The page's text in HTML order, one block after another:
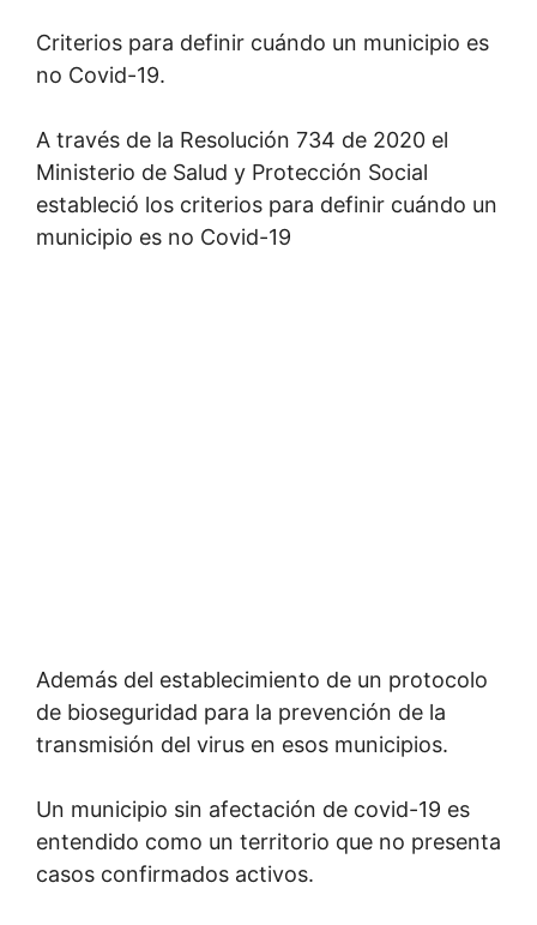
Criterios para definir cuándo un municipio es
no Covid-19.
A través de la Resolución 734 de 2020 el
Ministerio de Salud y Protección Social
estableció los criterios para definir cuándo un
municipio es no Covid-19
Además del establecimiento de un protocolo
de bioseguridad para la prevención de la
transmisión del virus en esos municipios.
Un municipio sin afectación de covid-19 es
entendido como un territorio que no presenta
casos confirmados activos.